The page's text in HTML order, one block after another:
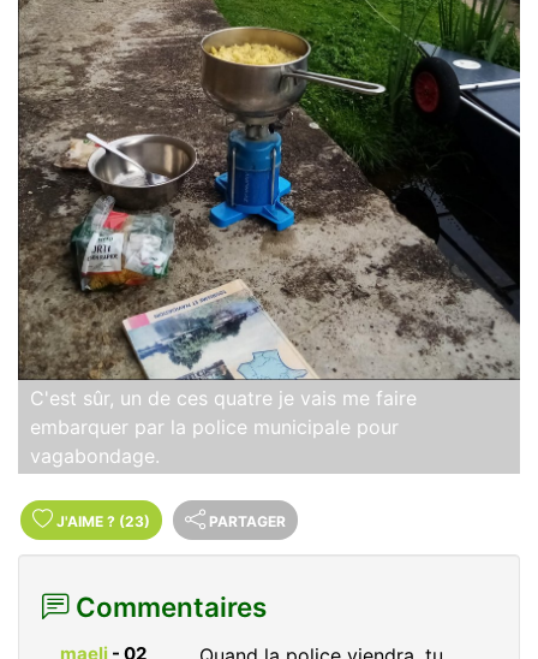
C'est sûr, un de ces quatre je vais me faire
embarquer par la police municipale pour
vagabondage.
J'AIME ? (23) PARTAGER
Commentaires
maeli - 02